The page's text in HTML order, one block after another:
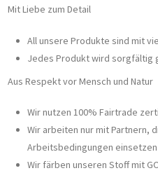
Mit Liebe zum Detail
All unsere Produkte sind mit
Jedes Produkt wird sorgfältig
Aus Respekt vor Mensch und Natur
Wir nutzen 100% Fairtrade
Wir arbeiten nur mit Partnern,
Arbeitsbedingungen
Wir färben unseren Stoff mit